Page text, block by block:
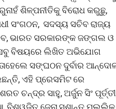
ଶିଳ୍ପନୀତିକୁ ବିରୋଧ କରୁଛୁ,
ସଂଗଠନ, ସଦସ୍ୟ ସଚିବ ରାଜ୍ୟ
ଭାରତ ସରକାରଙ୍କ ଜଙ୍ଗଲ ଓ
ସବୁ ବିଷୟରେ ଲିଖିତ ଅଭିଯୋଗ
ସଙ୍ଘଠନ ଦୁର୍ବାର
ଏହି ପ୍ରେସମିଟ ରେ
ସାହୁ, ଅର୍ଜୁନ ସିଂ
ବିଶ୍ୱଜିତ ଜେନା,ସୁଶାନ୍ତ ମଲ୍ଲିକ